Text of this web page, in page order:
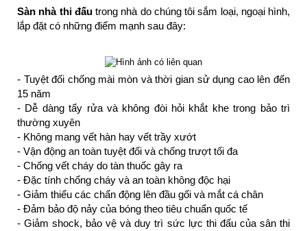
Sàn nhà thi đấutrong nhà do chúng tôi sắm loại, ngoại hình,
lắp đặt có những điểm mạnh sau đây:
- Tuyệt đối chống mài mòn và thời gian sử dụng cao lên đến
15 năm
- Dễ dàng tẩy rửa và không đòi hỏi khắt khe trong bảo trì
thường xuyên
- Không mang vết hàn hay vết trầy xướt
- Vận động an toàn tuyệt đối và chống trượt tối đa
- Chống vết cháy do tàn thuốc gây ra
- Đặc tính chống cháy và an toàn không độc hại
- Giảm thiểu các chấn động lên đầu gối và mắt cá chân
- Đảm bảo độ nảy của bóng theo tiêu chuẩn quốc tế
- Giảm shock, bảo vệ và duy trì sức lực thi đấu của sân thi